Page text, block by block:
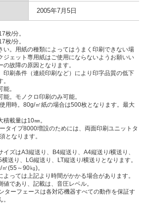
2005年7月5日
枚/分。
枚/分。
い。用紙の種類によってはうまく印刷できない場
ジェット専用紙はご使用にならないようお願いい
故障の原因となります。
印刷条件（連続印刷など）により印字品質の低下
。
。モノクロ印刷のみ可能。
用時。80g/㎡紙の場合は500枚となります。最大
載量は10㎜。
タイプ8000増設のためには、両面印刷ユニットタ
となります。
イズはA3縦送り、B4縦送り、A4縦送り/横送り、
送り、LG縦送り、LT縦送り/横送りとなります。
(55～90㎏)。
よっては上記より時間がかかる場合があります。
値であり、記載は、音圧レベル。
ターフェースは各対応機器すべての動作を保証す